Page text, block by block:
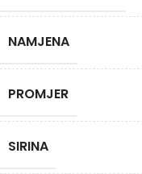
NAMJENA
PROMJER
SIRINA